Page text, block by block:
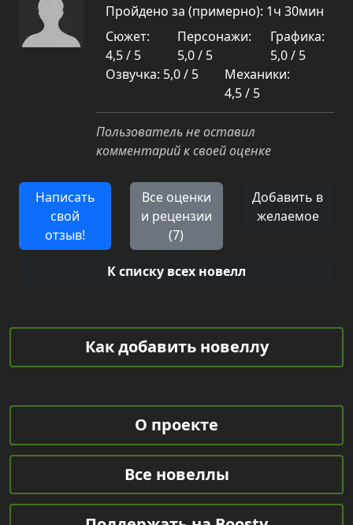
Пройдено за (примерно): 1ч 30мин
Сюжет:
4,5 / 5
Персонажи:
5,0 / 5
Графика:
5,0 / 5
Озвучка: 5,0 / 5
Механики:
4,5 / 5
Пользователь не оставил
комментарий к своей оценке
Написать
свой
отзыв!
Все оценки
и рецензии
(7)
Добавить в
желаемое
К списку всех новелл
Как добавить новеллу
О проекте
Все новеллы